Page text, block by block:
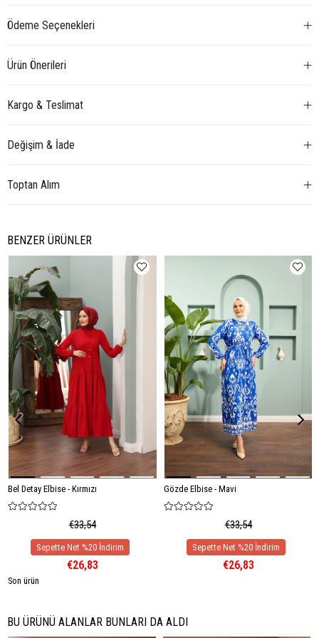
Ödeme Seçenekleri
Ürün Önerileri
Kargo & Teslimat
Değişim & İade
Toptan Alım
BENZER ÜRÜNLER
Bel Detay Elbise - Kırmızı
€33,54
€26,83
Son ürün
Gözde Elbise - Mavi
€33,54
€26,83
BU ÜRÜNÜ ALANLAR BUNLARI DA ALDI